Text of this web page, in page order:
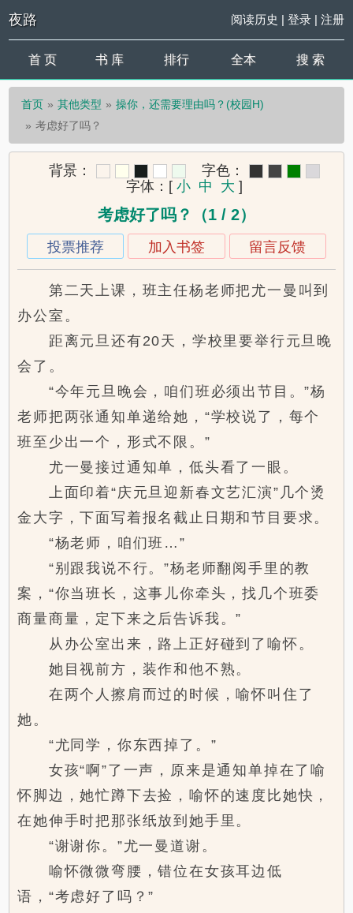
夜路 阅读历史 | 登录| 注册
首 页 书 库 排行 全本 搜 索
首页 其他类型
操你，还需要理由吗？(校园H)
考虑好了吗？
背景：
字色：
字体： [ 小 中 大 ]
考虑好了吗？（1 / 2）
投票推荐 加入书签 留言反馈
第二天上课，班主任杨老师把尤一曼叫到
办公室。
距离元旦还有20天，学校里要举行元旦晚
会了。
“今年元旦晚会，咱们班必须出节目。”杨
老师把两张通知单递给她，“学校说了，每个
班至少出一个，形式不限。”
尤一曼接过通知单，低头看了一眼。
上面印着“庆元旦迎新春文艺汇演”几个烫
金大字，下面写着报名截止日期和节目要求。
“杨老师，咱们班…”
“别跟我说不行。”杨老师翻阅手里的教
案，“你当班长，这事儿你牵头，找几个班委
商量商量，定下来之后告诉我。”
从办公室出来，路上正好碰到了喻怀。
她目视前方，装作和他不熟。
在两个人擦肩而过的时候，喻怀叫住了
她。
“尤同学，你东西掉了。”
女孩“啊”了一声，原来是通知单掉在了喻
怀脚边，她忙蹲下去捡，喻怀的速度比她快，
在她伸手时把那张纸放到她手里。
“谢谢你。”尤一曼道谢。
喻怀微微弯腰，错位在女孩耳边低
语，“考虑好了吗？”